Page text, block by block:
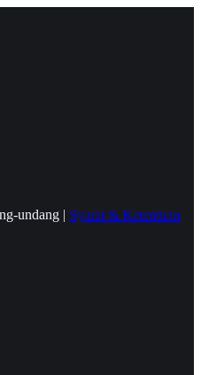
undang | Syarat & Ketentuan